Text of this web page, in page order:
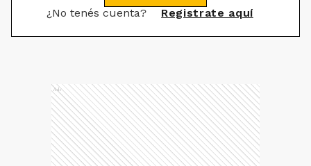
¿No tenés cuenta? Registrate aquí
Ads